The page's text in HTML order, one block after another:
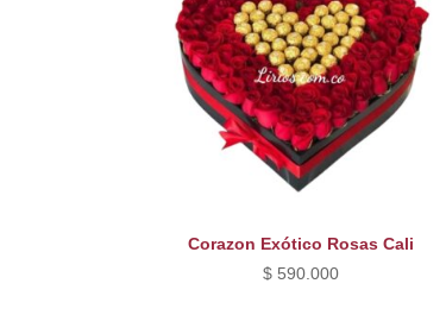
Corazon Exótico Rosas Cali
$590.000